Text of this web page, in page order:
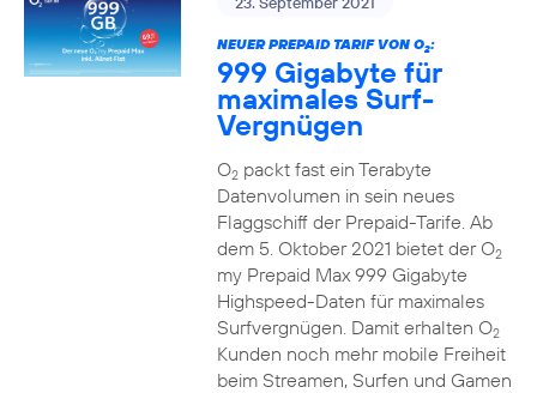
NEUER PREPAID TARIF VON O2:
999 Gigabyte für
maximales Surf-
Vergnügen
O2packt fast ein Terabyte
Datenvolumen in sein neues
Flaggschiff der Prepaid-Tarife. Ab
dem 5. Oktober 2021 bietet der O2
my Prepaid Max 999 Gigabyte
Highspeed-Daten für maximales
Surfvergnügen. Damit erhalten O2
Kunden noch mehr mobile Freiheit
beim Streamen, Surfen und Gamen